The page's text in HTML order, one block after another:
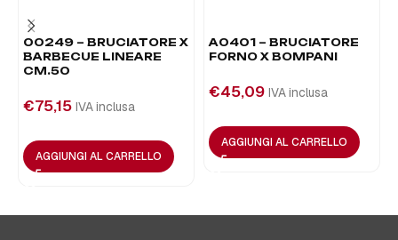
00249 – BRUCIATORE X
BARBECUE LINEARE
CM.50
€75,15 IVA inclusa
AGGIUNGI AL CARRELLO
A0401 – BRUCIATORE
FORNO X BOMPANI
€45,09 IVA inclusa
AGGIUNGI AL CARRELLO